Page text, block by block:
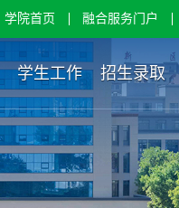
学院首页 融合服务门户
学生工作 招生录取